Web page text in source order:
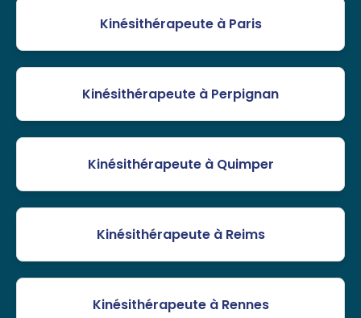
Kinésithérapeute à Paris
Kinésithérapeute à Perpignan
Kinésithérapeute à Quimper
Kinésithérapeute à Reims
Kinésithérapeute à Rennes